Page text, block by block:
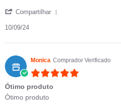
Compartilhar
10/09/24
Monica Comprador Verificado
Ótimo produto
Review by Monica on 19 Sep 2021
review stating Ótimo produto
Ótimo produto